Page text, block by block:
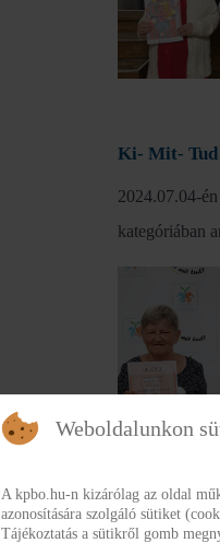
Ki- Mit- Tud
2024.07.04-
kategóriában
Weboldalunkon
A kpbo.hu-n kizárólag az oldal
azonosítására szolgáló sütiket
Tájékoztatás a sütikről gomb